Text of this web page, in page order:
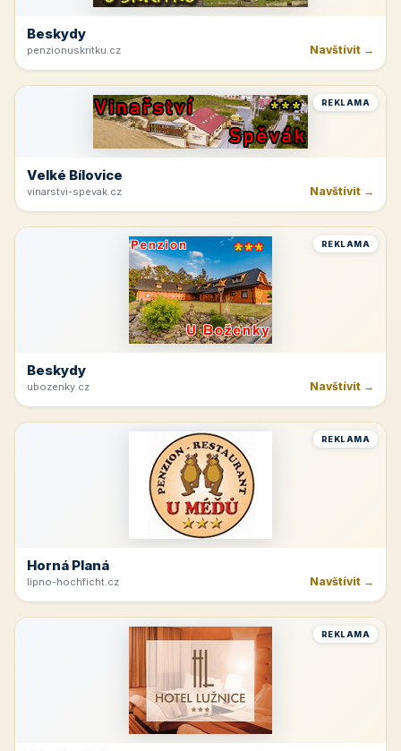
Beskydy
penzionuskritku.cz Navštívit →
REKLAMA
Velké Bílovice
vinarstvi-spevak.cz Navštívit →
REKLAMA
Beskydy
ubozenky.cz Navštívit →
REKLAMA
Horná Planá
lipno-hochficht.cz Navštívit →
REKLAMA